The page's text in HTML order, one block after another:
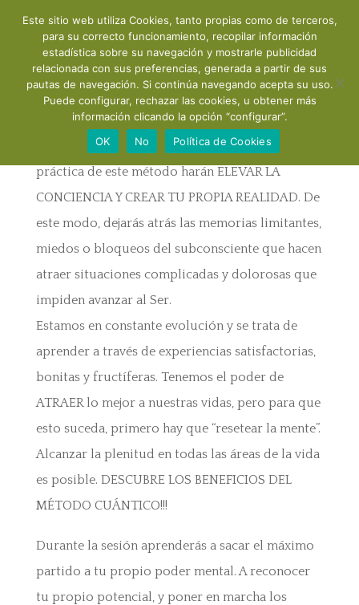
CONCIENCIA CUÁNTICA: TRANSFORMA
TU VIDA
Esta consulta está creada con la intención de
TRANSFORMAR TU VIDA. El conocimiento y la
práctica de este método harán ELEVAR LA
CONCIENCIA Y CREAR TU PROPIA REALIDAD. De
este modo, dejarás atrás las memorias limitantes,
miedos o bloqueos del subconsciente que hacen
atraer situaciones complicadas y dolorosas que
impiden avanzar al Ser.
Estamos en constante evolución y se trata de
aprender a través de experiencias satisfactorias,
bonitas y fructíferas. Tenemos el poder de
ATRAER lo mejor a nuestras vidas, pero para que
esto suceda, primero hay que “resetear la mente”.
Alcanzar la plenitud en todas las áreas de la vida
es posible. DESCUBRE LOS BENEFICIOS DEL
MÉTODO CUÁNTICO!!!
Durante la sesión aprenderás a sacar el máximo
partido a tu propio poder mental. A reconocer
tu propio potencial, y poner en marcha los
Este sitio web utiliza Cookies, tanto propias como de terceros,
para su correcto funcionamiento, recopilar información
estadística sobre su navegación y mostrarle publicidad
relacionada con sus preferencias, generada a partir de sus
pautas de navegación. Si continúa navegando acepta su uso.
Puede configurar, rechazar las cookies, u obtener más
información clicando la opción “configurar”.
OK
No Política de Cookies